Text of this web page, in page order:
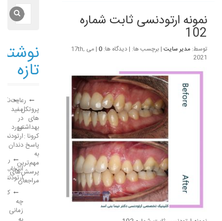
نمونه ارتودنسی ثابت شماره
102
توسط: مدیر سایت | برچسب ها: | دیدگاه ها: 0
| می 17th,
2021
تازه
رعایت
پروتکل
های
بهداشتی
کرونا :
پاسخ
به
مهم‌ترین
پرسش‌های
مراجعان
مفید
در
مورد
دندان
انتخاب
چه
زمانی